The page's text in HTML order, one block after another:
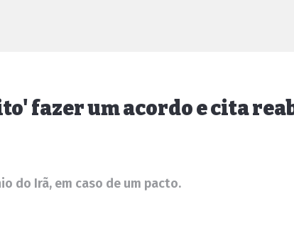
fazer um acordo e cita
do Irã, em caso de um pacto.